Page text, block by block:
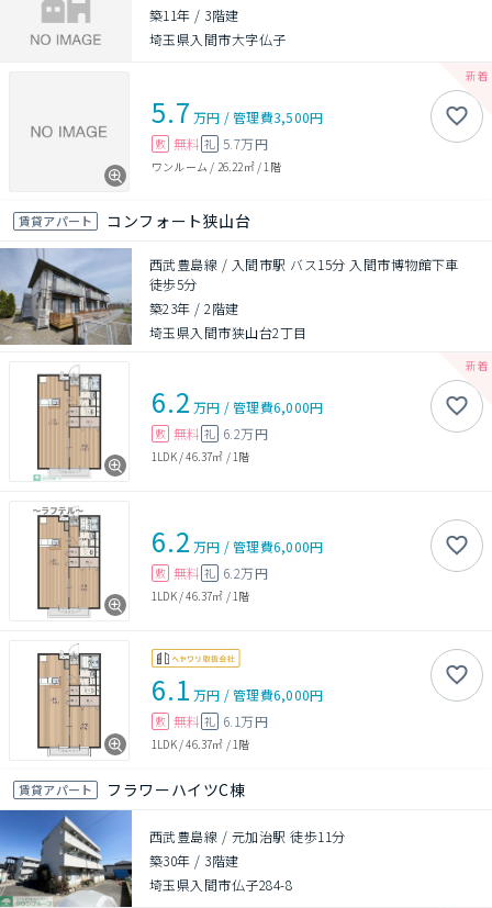
築11年 / 3階建
埼玉県入間市大字仏子
5.7 万円 /管理費3,500円
敷 無料 礼 5.7万円
ワンルーム / 26.22㎡/ 1階
賃貸アパート コンフォート狭山台
西武豊島線 / 入間市駅 バス15分 入間市博物館下車
徒歩5分
築23年 /2階建
埼玉県入間市狭山台2丁目
6.2 万円 /管理費6,000円
敷 無料 礼 6.2万円
1LDK/46.37㎡ / 1階
6.2 万円 /管理費6,000円
敷 無料 礼 6.2万円
1LDK/46.37㎡ / 1階
6.1 万円 /管理費6,000円
敷 無料 礼 6.1万円
1LDK/46.37㎡ /1階
賃貸アパート フラワーハイツC棟
西武豊島線 / 元加治駅 徒歩11分
築30年 / 3階建
埼玉県入間市仏子284-8